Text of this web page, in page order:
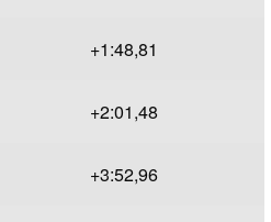
+1:48,81
+2:01,48
+3:52,96